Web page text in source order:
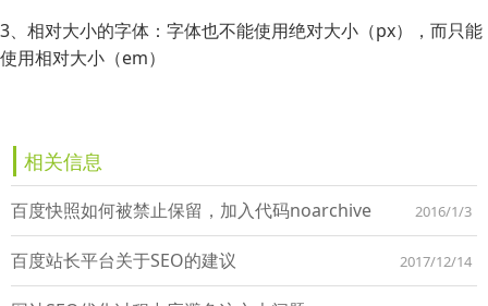
3、相对大小的字体：字体也不能使用绝对大小（px），而只能
使用相对大小（em）
相关信息
百度快照如何被禁止保留，加入代码noarchive 2016/1/3
百度站长平台关于SEO的建议 2017/12/14